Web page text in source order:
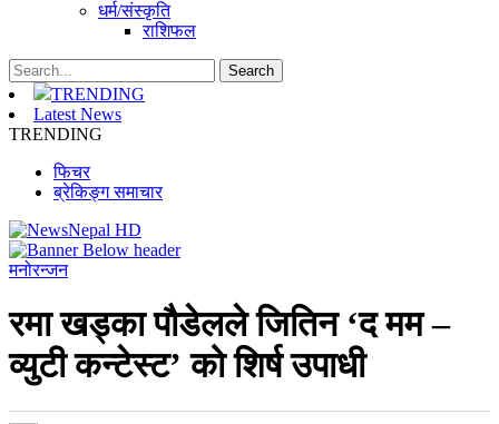
धर्म/संस्कृति
राशिफल
TRENDING
Latest News
TRENDING
फिचर
ब्रेकिङ्ग समाचार
मनोरन्जन
रमा खड्का पौडेलले जितिन ‘द मम –
व्युटी कन्टेस्ट’ को शिर्ष उपाधी